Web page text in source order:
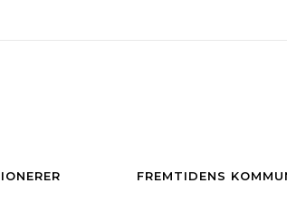
FREMTIDENS